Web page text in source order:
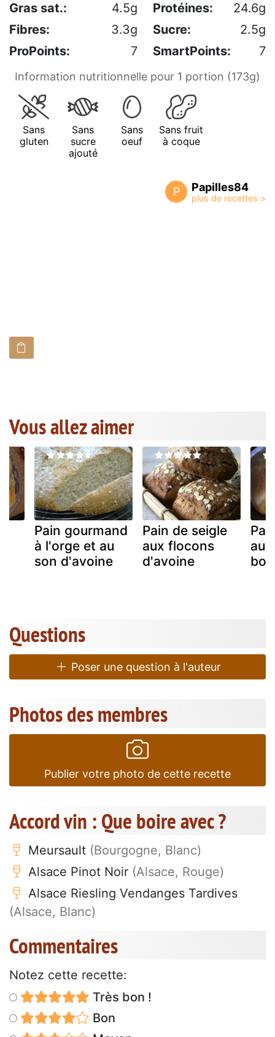
Gras sat.:
4.5g Protéines:
24.6g
Fibres:
3.3g Sucre:
2.5g
ProPoints:
7 SmartPoints: 7
Information nutritionnelle pour 1 portion (173g)
Sans
gluten
Sans
sucre
ajouté
Sans
oeuf
Sans fruit
à coque
P Papilles84
Vous allez aimer
Pain gourmand
à l'orge et au
son d'avoine
Pain de seigle
aux flocons
d'avoine
au
Questions
Poser une question à l'auteur
Photos des membres
Publier votre photo de cette recette
Accord vin : Que boire avec ?
Meursault (Bourgogne, Blanc)
Alsace Pinot Noir (Alsace, Rouge)
Alsace Riesling Vendanges Tardives
(Alsace, Blanc)
Commentaires
Notez cette recette:
Très bon !
Bon